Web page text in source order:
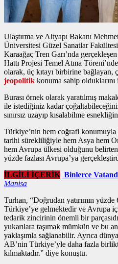
Ulaştırma ve Altyapı Bakanı
Üniversitesi Güzel Sanatlar
Karaağaç Tren Garı’nda
Hattı Projesi Temel Atma
olarak, üç kıtayı birbirine bağlayan,
jeopolitik konuma sahip olduklarını
Burası örnek olarak yaratılmış
ile istediğiniz kadar
sınırsız uzayıp kısalabilme
Türkiye’nin hem coğrafi
tarihi sürekliliğiyle hem Asya hem
hem Avrupa ülkesi olduğunu
yüzde fazlası Avrupa’ya
İLGİLİ İÇERİK Binlerce
Manisa
Turhan, “Doğrudan yatırımın yüzde
Türkiye’ye gelmektedir ve Avrupa
tedarik zincirinin önemli bir
yukarılara taşımak mümkün ve bu
yaklaşımla sağlanabilir. Ayrıca
AB’nin Türkiye’yle daha fazla
kılmaktadır.” diye konuştu.